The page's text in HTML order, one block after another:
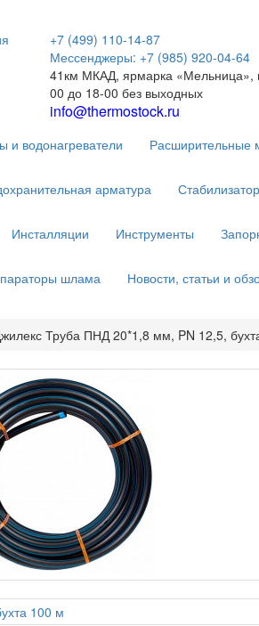
+7 (499) 110-14-87
Мессенджеры: +7 (985) 920-04-64
41км МКАД, ярмарка «Мельница»,
00 до 18-00 без выходных
info@thermostock.ru
и водонагреватели Расширительные
арматура
Инсталляции Инструменты
шлама Новости, статьи и
Труба ПНД 20*1,8 мм, PN 12,5,